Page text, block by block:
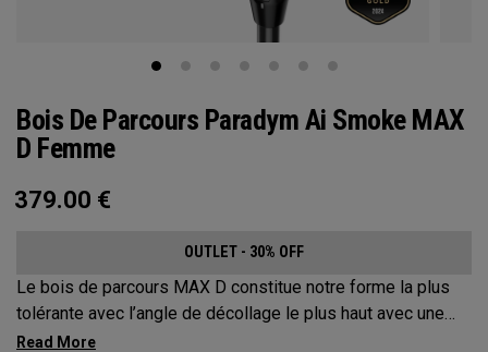
Bois De Parcours Paradym Ai Smoke MAX
D Femme
379.00 €
OUTLET - 30% OFF
Le bois de parcours MAX D constitue notre forme la plus
tolérante avec l’angle de décollage le plus haut avec une
trajectoire en draw.